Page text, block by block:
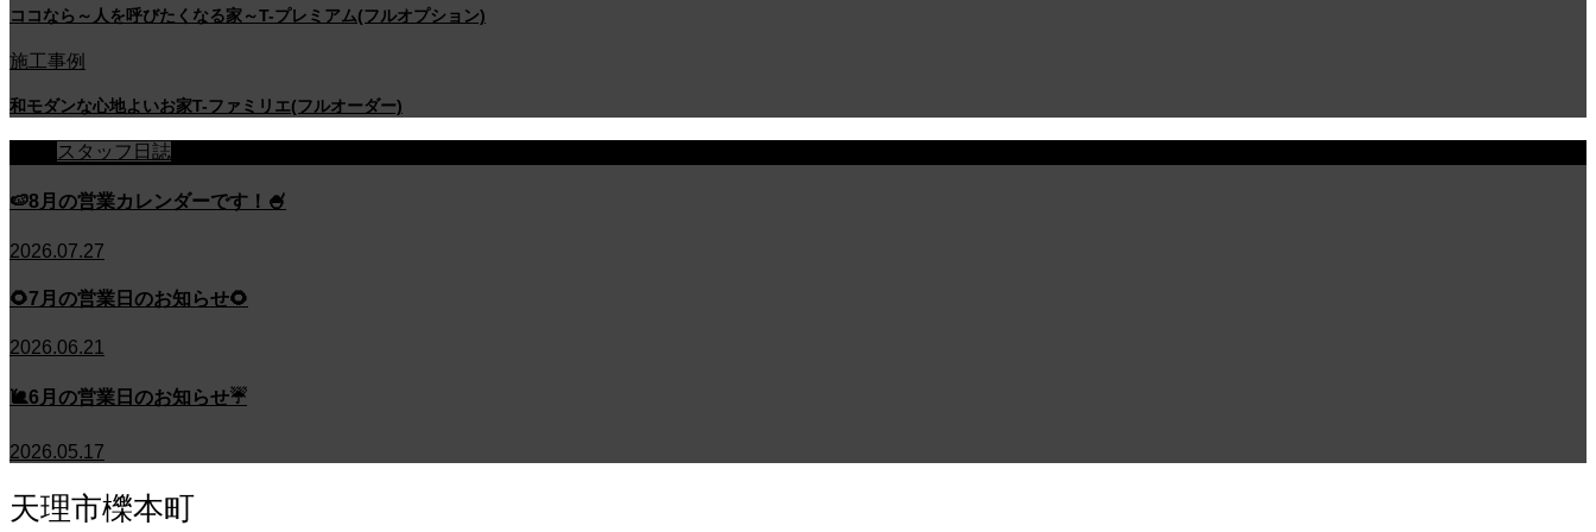
ココなら～人を呼びたくなる家～T-プレミアム(フルオプション)
施工事例
和モダンな心地よいお家T-ファミリエ(フルオーダー)
スタッフ日誌
🍉8月の営業カレンダーです！🍧
2026.07.27
🌻7月の営業日のお知らせ🌻
2026.06.21
🐌6月の営業日のお知らせ☔
2026.05.17
天理市櫟本町